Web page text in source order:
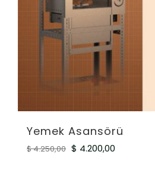
Yemek Asansörü
$4.250,00 Orijinal
$ 4.200,00